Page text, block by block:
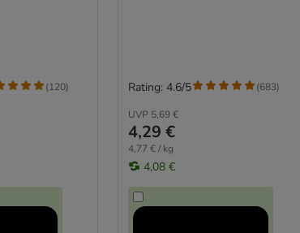
(120)
UVP 5,69 €
4,29 €
4,77 € / kg
4,08 €
Rating: 4.6/5 (683)